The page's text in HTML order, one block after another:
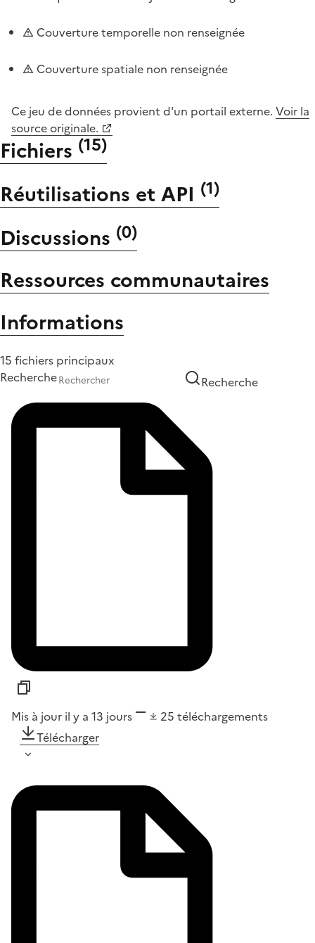
Couverture temporelle non renseignée
Couverture spatiale non renseignée
Ce jeu de données provient d'un portail externe. Voir la
source originale.
Fichiers (15)
Réutilisations et API (1)
Discussions (0)
Ressources communautaires
Informations
15 fichiers principaux
Recherche
Recherche
Mis à jour il y a 13 jours 25 téléchargements
Télécharger